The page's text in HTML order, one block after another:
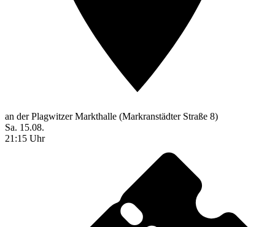
an der Plagwitzer Markthalle (Markranstädter Straße 8)
Sa. 15.08.
21:15 Uhr